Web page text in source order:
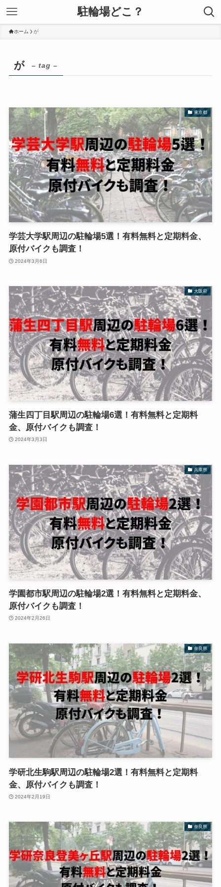
駐輪場どこ？
ホーム が
が – tag –
東京都
学芸大学駅周辺の駐輪場5選！有料無料と定期料金、
原付バイクも調査！
2024年3月6日
大阪府
蒲生四丁目駅周辺の駐輪場6選！有料無料と定期料
金、原付バイクも調査！
2024年3月3日
兵庫県
学園都市駅周辺の駐輪場2選！有料無料と定期料金、
原付バイクも調査！
2024年2月26日
奈良県
学研北生駒駅周辺の駐輪場2選！有料無料と定期料
金、原付バイクも調査！
2024年2月19日
奈良県